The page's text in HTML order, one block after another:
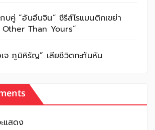
บคู่ “อันอึนจิน” ซีรีส์โรแมนติกเขย่า
Other Than Yours”
เจ ภูมิหิรัญ” เสียชีวิตกะทันหัน
แสดง